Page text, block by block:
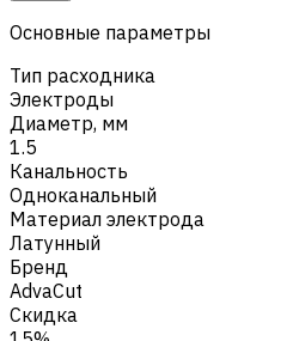
Основные параметры
Тип расходника
Электроды
Диаметр, мм
1.5
Канальность
Одноканальный
Материал электрода
Латунный
Бренд
AdvaCut
Скидка